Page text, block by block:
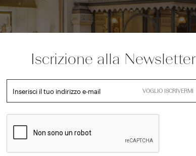
Iscrizione alla Newsletter
Inserisci il tuo indirizzo e-mail VOGLIO ISCRIVERMI